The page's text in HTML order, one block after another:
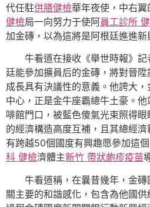
代任駐供膳健檢華年夜使，中右
健檢局一向努力于使阿員工診所
加金磚，以為這將是阿根廷進進新
牛看道在接收《舉世時報》
廷能參加擴員后的金磚，將對晉陞
成長具有決議性的意義。他誇大
中心，正是金牛座霸總牛土豪。他
啡館門口，被藍色傻氣光束照得
的經濟構造高度互補，且其總經
有跨越50個國度有興趣愿參加這
科 健檢濟體主新竹 帶狀皰疹疫苗
牛看道稱，在曩昔幾年，金
關主要的和諧感化，包含為他國